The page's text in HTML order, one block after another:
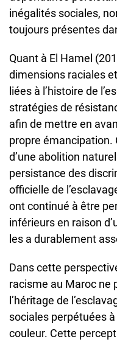
inégalités sociales,
toujours présentes
Quant à El Hamel
dimensions raciales
liées à l’histoire de
stratégies de
afin de mettre en
propre émancipation.
d’une abolition
persistance des
officielle de
ont continué à être
inférieurs en raison
les a durablement
Dans cette
racisme au Maroc ne
l’héritage de
sociales perpétuées
couleur. Cette